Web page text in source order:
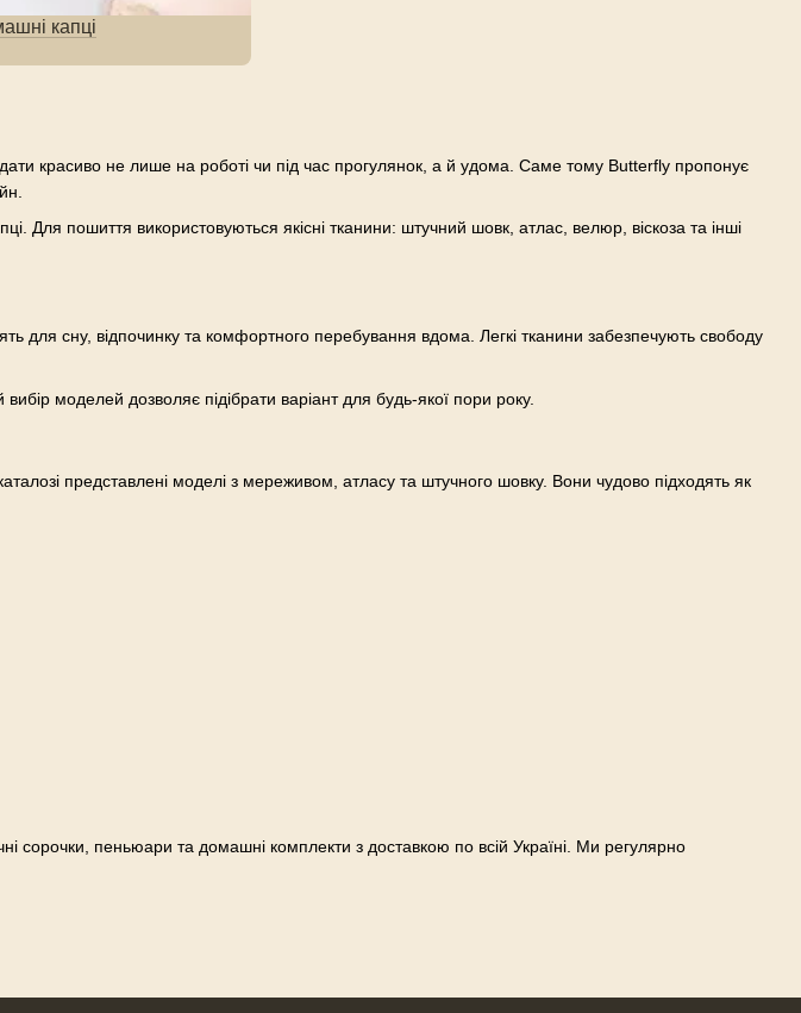
красиво не лише на роботі чи під час прогулянок, а й удома. Саме тому Butterfly пропонує
Для пошиття використовуються якісні тканини: штучний шовк, атлас, велюр, віскоза та інші
для сну, відпочинку та комфортного перебування вдома. Легкі тканини забезпечують свободу
моделей дозволяє підібрати варіант для будь-якої пори року.
представлені моделі з мереживом, атласу та штучного шовку. Вони чудово підходять як
сорочки, пеньюари та домашні комплекти з доставкою по всій Україні. Ми регулярно
капці